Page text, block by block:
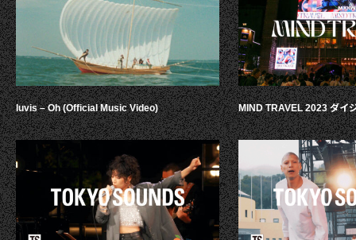
luvis – Oh (Official Music Video) MIND TRAVEL 2023 ダイ